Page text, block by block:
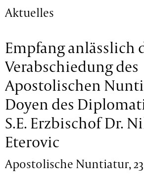
Aktuelles
Empfang anlässlich
Verabschiedung des
Apostolischen
Doyen des
S.E. Erzbischof Dr.
Eterovic
Apostolische Nuntiatur,